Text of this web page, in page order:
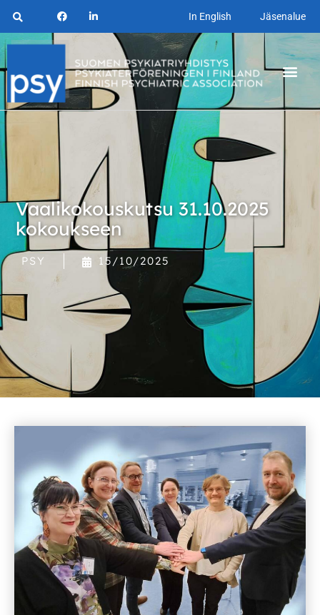
In English Jäsenalue
Vaalikokouskutsu 31.10.2025
kokoukseen
PSY 15/10/2025